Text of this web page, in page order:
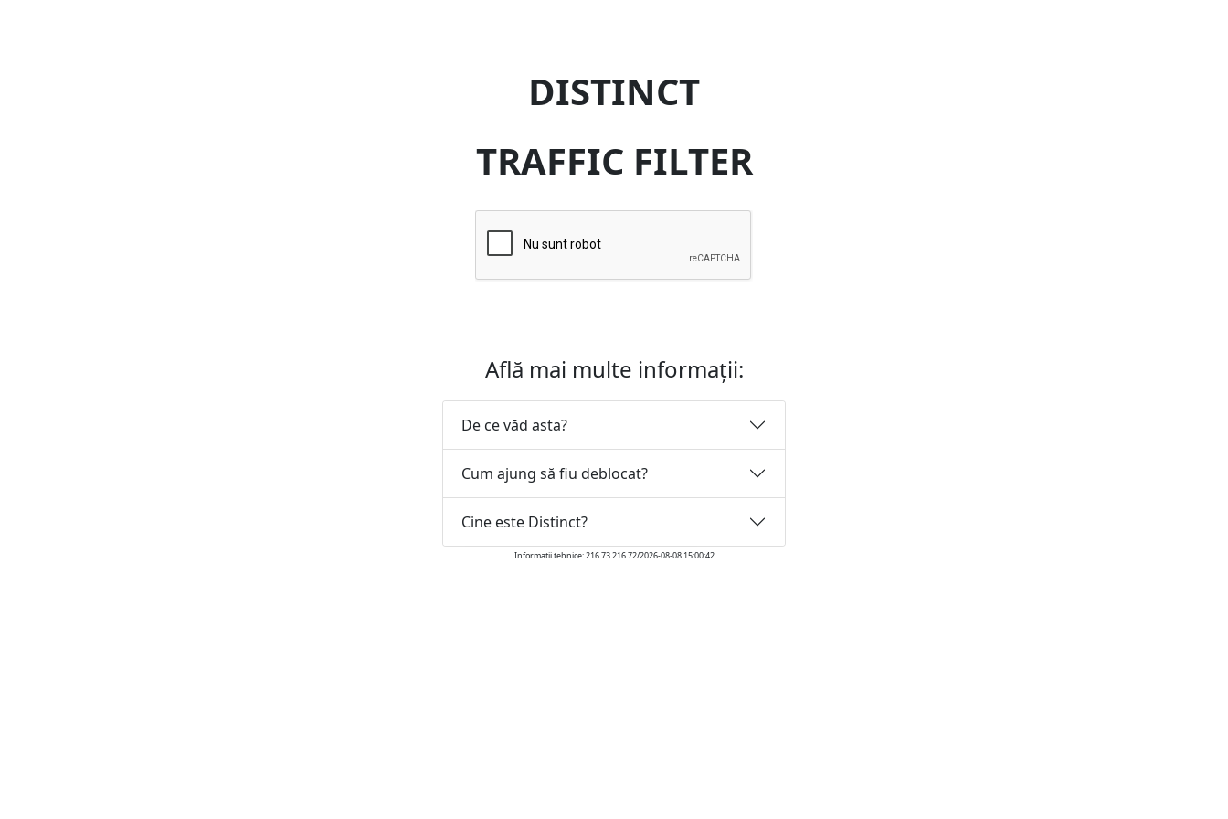
DISTINCT
TRAFFIC FILTER
Află mai multe informații:
De ce văd asta?
Cum ajung să fiu deblocat?
Cine este Distinct?
Informatii tehnice: 216.73.216.72/2026-08-08 15:00:42